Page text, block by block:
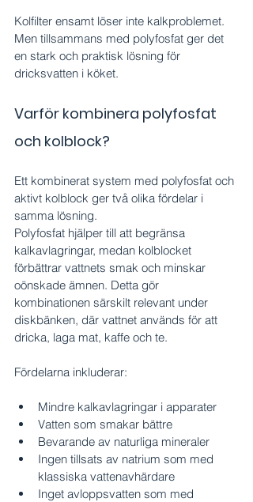
Kolfilter ensamt löser inte kalkproblemet.
Men tillsammans med polyfosfat ger det
en stark och praktisk lösning för
dricksvatten i köket.
Varför kombinera polyfosfat
och kolblock?
Ett kombinerat system med polyfosfat och
aktivt kolblock ger två olika fördelar i
samma lösning.
Polyfosfat hjälper till att begränsa
kalkavlagringar, medan kolblocket
förbättrar vattnets smak och minskar
oönskade ämnen. Detta gör
kombinationen särskilt relevant under
diskbänken, där vattnet används för att
dricka, laga mat, kaffe och te.
Fördelarna inkluderar:
Mindre kalkavlagringar i apparater
Vatten som smakar bättre
Bevarande av naturliga mineraler
Ingen tillsats av natrium som med
klassiska vattenavhärdare
Inget avloppsvatten som med